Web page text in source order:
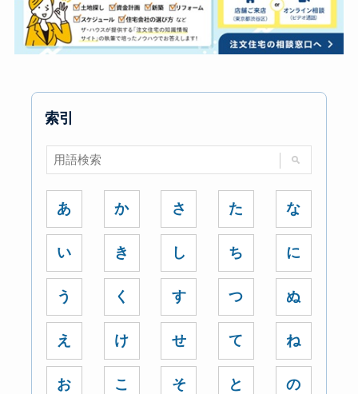
索引
あ
い
う
え
お
か
き
く
け
こ
さ
し
す
せ
そ
た
ち
つ
て
と
な
に
ぬ
ね
の